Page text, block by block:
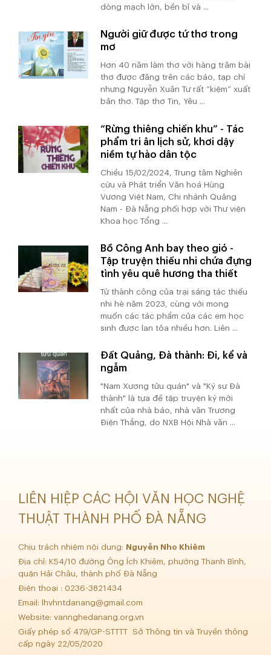
dòng mạch lớn, bền bỉ và ...
Người giữ được tứ thơ trong
mơ
Hơn 40 năm làm thơ với hàng trăm bài
thơ được đăng trên các báo, tạp chí
nhưng Nguyễn Xuân Tư rất “kiệm” xuất
bản thơ. Tập thơ Tin, Yêu ...
“Rừng thiêng chiến khu” - Tác
phẩm tri ân lịch sử, khơi dậy
niềm tự hào dân tộc
Chiều 15/02/2024, Trung tâm Nghiên
cứu và Phát triển Văn hoá Hùng
Vương Việt Nam, Chi nhánh Quảng
Nam - Đà Nẵng phối hợp với Thư viện
Khoa học Tổng ...
Bồ Công Anh bay theo gió -
Tập truyện thiếu nhi chứa đựng
tình yêu quê hương tha thiết
Từ thành công của trại sáng tác thiếu
nhi hè năm 2023, cùng với mong
muốn các tác phẩm của các em học
sinh được lan tỏa nhiều hơn. Liên ...
Đất Quảng, Đà thành: Đi, kể và
ngẫm
"Nam Xương tửu quán" và "Ký sự Đà
thành" là tựa đề tập truyện ký mới
nhất của nhà báo, nhà văn Trương
Điện Thắng, do NXB Hội Nhà văn ...
LIÊN HIỆP CÁC HỘI VĂN HỌC NGHỆ
THUẬT THÀNH PHỐ ĐÀ NẴNG
Chịu trách nhiệm nội dung:
Nguyễn Nho Khiêm
Địa chỉ: K54/10 đường Ông Ích Khiêm, phường Thanh Bình,
quận Hải Châu, thành phố Đà Nẵng
Điện thoại : 0236-3821434
Email:
lhvhntdanang@gmail.com
Website: vannghedanang.org.vn
Giấy phép số 479/GP-STTTT Sở Thông tin và Truyền thông
cấp ngày 22/05/2020